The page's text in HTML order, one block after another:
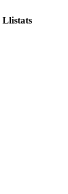
Llistats